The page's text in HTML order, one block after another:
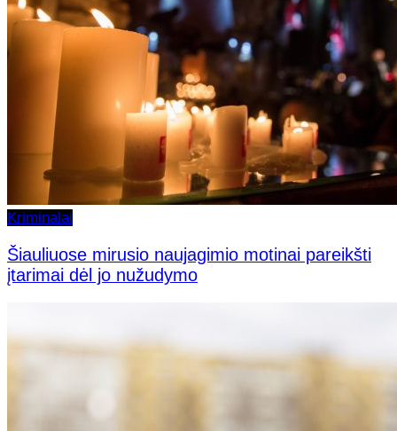
Kriminalai
Šiauliuose mirusio naujagimio motinai pareikšti
įtarimai dėl jo nužudymo